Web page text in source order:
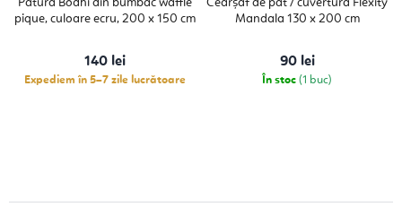
Pătură Bodhi din bumbac waffle
pique, culoare ecru, 200 x 150 cm
produsului
este
140 lei
Expediem în 5–7 zile lucrătoare
Cearșaf de pat / cuvertură Flexity
Mandala 130 x 200 cm
este
90 lei
În stoc (1 buc)